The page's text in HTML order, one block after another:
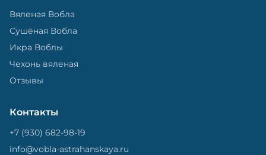
Вяленая Вобла
Сушёная Вобла
Икра Воблы
Чехонь вяленая
Отзывы
Контакты
+7 (930) 682-98-19
info@vobla-astrahanskaya.ru